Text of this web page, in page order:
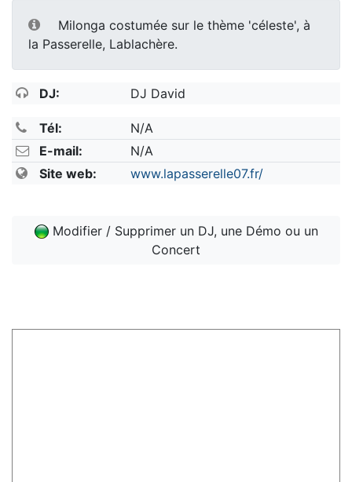
Milonga costumée sur le thème 'céleste', à
la Passerelle, Lablachère.
DJ: DJ David
Tél:
N/A
E-mail:
N/A
Site web:
www.lapasserelle07.fr/
Modifier / Supprimer un DJ, une Démo ou un
Concert